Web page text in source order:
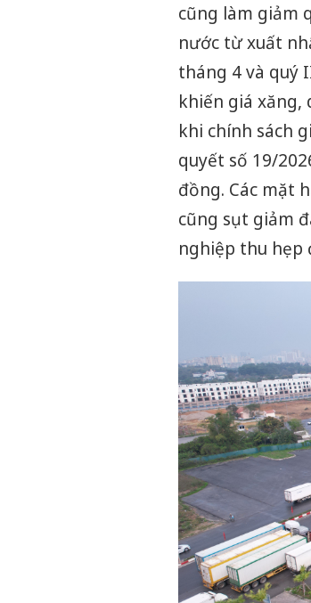
cũng làm giảm
nước từ xuất
tháng 4 và quý
khiến giá xăng,
khi chính sách
quyết số 19/
đồng. Các mặt
cũng sụt giảm
nghiệp thu hẹp